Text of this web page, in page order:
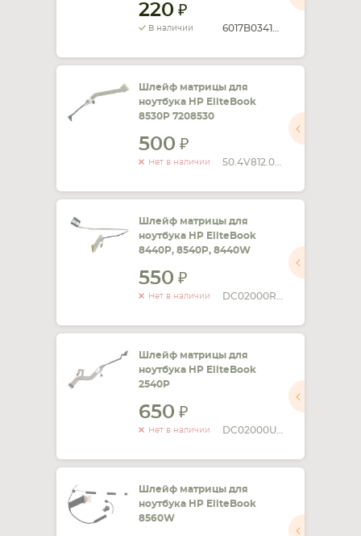
220
В наличии
Шлейф матрицы для
ноутбука HP EliteBook
8530P 7208530
500
Нет в наличии
Шлейф матрицы для
ноутбука HP EliteBook
8440P, 8540P, 8440W
550
Нет в наличии
Шлейф матрицы для
ноутбука HP EliteBook
2540P
650
Нет в наличии
Шлейф матрицы для
ноутбука HP EliteBook
8560W